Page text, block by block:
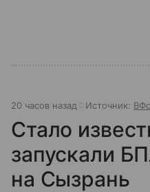
20 часов назад Источник:
Стало
запускали
на Сызрань